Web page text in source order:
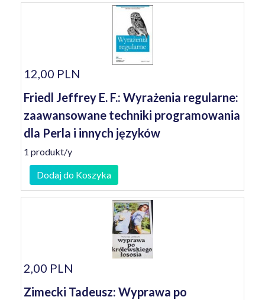
12,00 PLN
Friedl Jeffrey E. F.: Wyrażenia regularne:
zaawansowane techniki programowania
dla Perla i innych języków
1 produkt/y
Dodaj do Koszyka
2,00 PLN
Zimecki Tadeusz: Wyprawa po